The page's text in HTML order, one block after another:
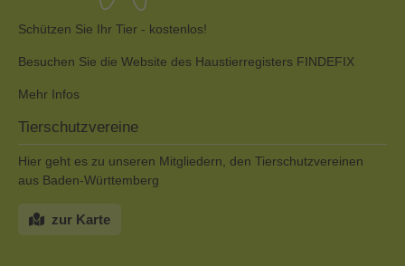
Schützen Sie Ihr Tier - kostenlos!
Besuchen Sie die Website des Haustierregisters FINDEFIX
Mehr Infos
Tierschutzvereine
Hier geht es zu unseren Mitgliedern, den Tierschutzvereinen
aus Baden-Württemberg
zur Karte